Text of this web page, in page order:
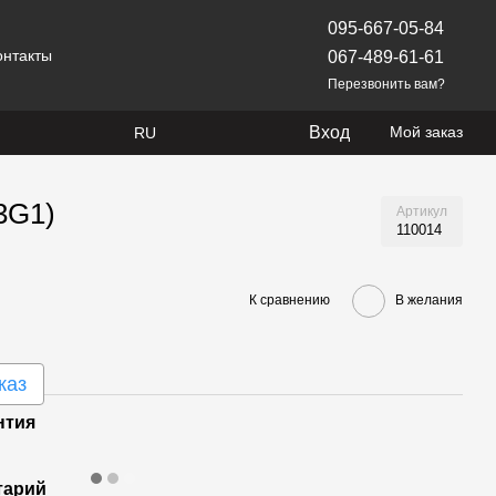
095-667-05-84
067-489-61-61
Перезвонить вам?
RU Вход Мой заказ
Артикул
110014
К сравнению В желания